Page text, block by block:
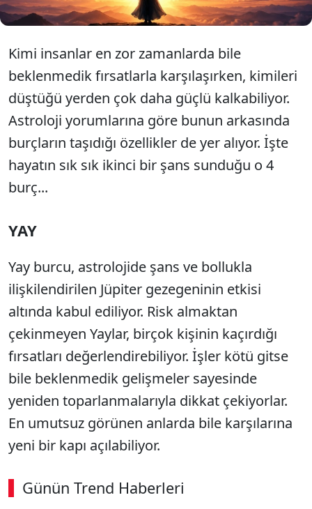
Kimi insanlar en zor zamanlarda bile
beklenmedik fırsatlarla karşılaşırken, kimileri
düştüğü yerden çok daha güçlü kalkabiliyor.
Astroloji yorumlarına göre bunun arkasında
burçların taşıdığı özellikler de yer alıyor. İşte
hayatın sık sık ikinci bir şans sunduğu o 4
burç...
YAY
Yay burcu, astrolojide şans ve bollukla
ilişkilendirilen Jüpiter gezegeninin etkisi
altında kabul ediliyor. Risk almaktan
çekinmeyen Yaylar, birçok kişinin kaçırdığı
fırsatları değerlendirebiliyor. İşler kötü gitse
bile beklenmedik gelişmeler sayesinde
yeniden toparlanmalarıyla dikkat çekiyorlar.
En umutsuz görünen anlarda bile karşılarına
yeni bir kapı açılabiliyor.
Günün Trend Haberleri
00:02 / 08:43